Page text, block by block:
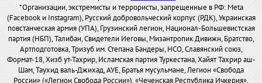
*Организации, экстремисты и террористы, запрещенные в РФ: Meta
(Facebook и Instagram), Русский добровольческий корпус (РДК), Украинская
повстанческая армия (УПА), Грузинский легион, Национал-Большевистская
партия (НБП), Талибан, Свидетели Иеговы, Мизантропик Дивижн, Братство,
Артподготовка, Тризуб им. Степана Бандеры, НСО, Славянский союз,
Формат-18, Хизб ут-Тахрир, Исламская партия Туркестана, Хайят Тахрир аш-
Шам, Таухид валь-Джихад, АУЕ, Братья мусульмане, Легион «Свобода
России» («Легион Свобода России»), «Чеченская Республика Ичкерия»,